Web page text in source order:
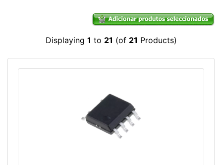
Displaying 1 to 21 (of 21 Products)